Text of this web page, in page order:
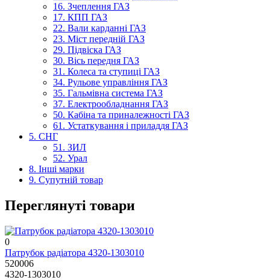
16. Зчеплення ГАЗ
17. КПП ГАЗ
22. Вали карданні ГАЗ
23. Міст передній ГАЗ
29. Підвіска ГАЗ
30. Вісь передня ГАЗ
31. Колеса та ступиці ГАЗ
34. Рульове управління ГАЗ
35. Гальмівна система ГАЗ
37. Електрообладнання ГАЗ
50. Кабіна та приналежності ГАЗ
61. Устаткування і приладдя ГАЗ
5. СНГ
51. ЗИЛ
52. Урал
8. Інші марки
9. Супутній товар
Переглянуті товари
0
Патрубок радіатора 4320-1303010
520006
4320-1303010